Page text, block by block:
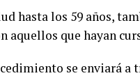
hasta los 59 años,
aquellos que hayan
se enviará a